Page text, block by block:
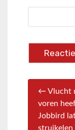
← Vlucht
voren
Jobbird
struikelen